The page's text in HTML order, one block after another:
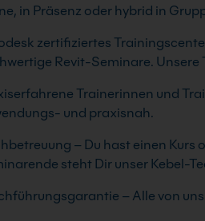
in Präsenz oder hybrid in
zertifiziertes
Revit-Seminare.
Trainerinnen und
und praxisnah.
– Du hast einen Kurs
steht Dir unser Kebel-
– Alle von